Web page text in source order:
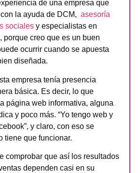
de una empresa que
la ayuda de DCM, asesoría
sociales y especialistas en
porque creo que es un buen
ocurrir cuando se apuesta
diseñada.
empresa tenía presencia
básica. Es decir, lo que
página web informativa, alguna
y poco más. “Yo tengo web y
, y claro, con eso se
tiene que funcionar.
comprobar que así los resultados
dependen casi en su